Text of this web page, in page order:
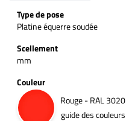
Type de pose
Platine équerre soudée
Scellement
mm
Couleur
Rouge - RAL 3020
guide des couleurs